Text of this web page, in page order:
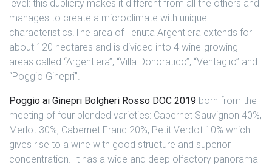
level: this duplicity makes it different from all the others and
manages to create a microclimate with unique
characteristics.The area of ​​Tenuta Argentiera extends for
about 120 hectares and is divided into 4 wine-growing
areas called “Argentiera”, “Villa Donoratico”, “Ventaglio” and
“Poggio Ginepri”.
Poggio ai Ginepri Bolgheri Rosso DOC 2019 born from the
meeting of four blended varieties: Cabernet Sauvignon 40%,
Merlot 30%, Cabernet Franc 20%, Petit Verdot 10% which
gives rise to a wine with good structure and superior
concentration. It has a wide and deep olfactory panorama